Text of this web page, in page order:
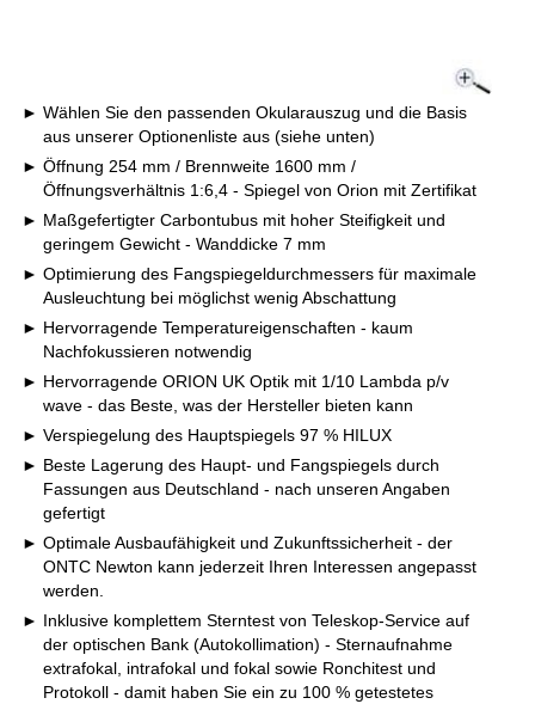
Wählen Sie den passenden Okularauszug und die Basis
aus unserer Optionenliste aus (siehe unten)
Öffnung 254 mm / Brennweite 1600 mm /
Öffnungsverhältnis 1:6,4 - Spiegel von Orion mit Zertifikat
Maßgefertigter Carbontubus mit hoher Steifigkeit und
geringem Gewicht - Wanddicke 7 mm
Optimierung des Fangspiegeldurchmessers für maximale
Ausleuchtung bei möglichst wenig Abschattung
Hervorragende Temperatureigenschaften - kaum
Nachfokussieren notwendig
Hervorragende ORION UK Optik mit 1/10 Lambda p/v
wave - das Beste, was der Hersteller bieten kann
Verspiegelung des Hauptspiegels 97 % HILUX
Beste Lagerung des Haupt- und Fangspiegels durch
Fassungen aus Deutschland - nach unseren Angaben
gefertigt
Optimale Ausbaufähigkeit und Zukunftssicherheit - der
ONTC Newton kann jederzeit Ihren Interessen angepasst
werden.
Inklusive komplettem Sterntest von Teleskop-Service auf
der optischen Bank (Autokollimation) - Sternaufnahme
extrafokal, intrafokal und fokal sowie Ronchitest und
Protokoll - damit haben Sie ein zu 100 % getestetes